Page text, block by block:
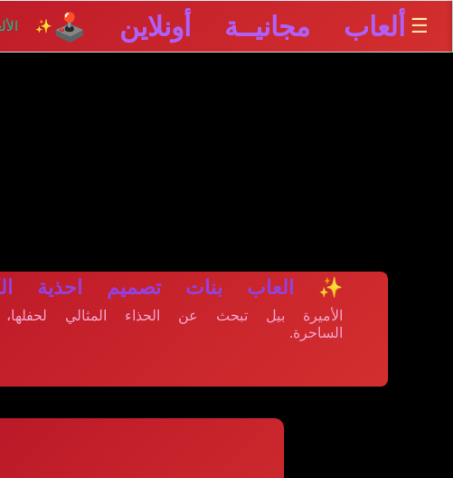
☰ ألعاب مجانيــة أونلاين 🕹️ ✨
✨ العاب بنات تصميم احذية
الأميرة بيل تبحث عن الحذاء المثالي
الساحرة.